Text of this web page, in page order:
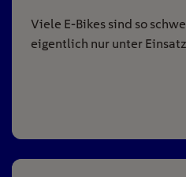
Viele E-Bikes sind so
eigentlich nur unter